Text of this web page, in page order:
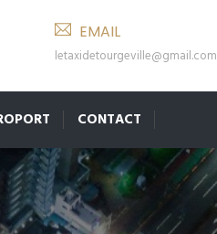
EMAIL
letaxidetourgeville@gmail.com
CONTACT